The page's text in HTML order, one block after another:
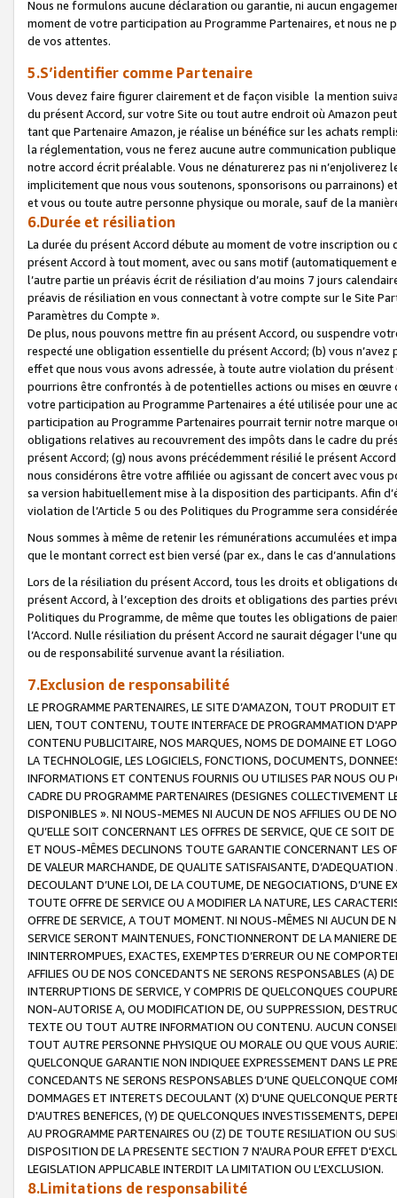
Nous ne formulons aucune déclaration ou garantie, ni aucun
moment de votre participation au Programme Partenaires, et nous
de vos attentes.
5.S’identifier comme Partenaire
Vous devez faire figurer clairement et de façon visible la mention
du présent Accord, sur votre Site ou tout autre endroit où Amazon
tant que Partenaire Amazon, je réalise un bénéfice sur les achats
la réglementation, vous ne ferez aucune autre communication
notre accord écrit préalable. Vous ne dénaturerez pas ni
implicitement que nous vous soutenons, sponsorisons ou parrainons)
et vous ou toute autre personne physique ou morale, sauf de la
6.Durée et résiliation
La durée du présent Accord débute au moment de votre inscription
présent Accord à tout moment, avec ou sans motif (automatiquement
l’autre partie un préavis écrit de résiliation d’au moins 7 jours
préavis de résiliation en vous connectant à votre compte sur le Site
Paramètres du Compte ».
De plus, nous pouvons mettre fin au présent Accord, ou suspendre
respecté une obligation essentielle du présent Accord; (b) vous
effet que nous vous avons adressée, à toute autre violation du
pourrions être confrontés à de potentielles actions ou mises en
votre participation au Programme Partenaires a été utilisée pour une
participation au Programme Partenaires pourrait ternir notre marque
obligations relatives au recouvrement des impôts dans le cadre du
présent Accord; (g) nous avons précédemment résilié le présent
nous considérons être votre affiliée ou agissant de concert avec vous
sa version habituellement mise à la disposition des participants. Afin
violation de l’Article 5 ou des Politiques du Programme sera
Nous sommes à même de retenir les rémunérations accumulées et
que le montant correct est bien versé (par ex., dans le cas
Lors de la résiliation du présent Accord, tous les droits et obligations
présent Accord, à l’exception des droits et obligations des parties
Politiques du Programme, de même que toutes les obligations de
l’Accord. Nulle résiliation du présent Accord ne saurait dégager l'une
ou de responsabilité survenue avant la résiliation.
7.Exclusion de responsabilité
LE PROGRAMME PARTENAIRES, LE SITE D’AMAZON, TOUT PRODUIT
LIEN, TOUT CONTENU, TOUTE INTERFACE DE PROGRAMMATION
CONTENU PUBLICITAIRE, NOS MARQUES, NOMS DE DOMAINE ET
LA TECHNOLOGIE, LES LOGICIELS, FONCTIONS, DOCUMENTS,
INFORMATIONS ET CONTENUS FOURNIS OU UTILISES PAR NOUS OU
CADRE DU PROGRAMME PARTENAIRES (DESIGNES COLLECTIVEMENT
DISPONIBLES ». NI NOUS-MEMES NI AUCUN DE NOS AFFILIES OU DE
QU’ELLE SOIT CONCERNANT LES OFFRES DE SERVICE, QUE CE SOIT
ET NOUS-MÊMES DECLINONS TOUTE GARANTIE CONCERNANT LES
DE VALEUR MARCHANDE, DE QUALITE SATISFAISANTE,
DECOULANT D’UNE LOI, DE LA COUTUME, DE NEGOCIATIONS, D’UNE
TOUTE OFFRE DE SERVICE OU A MODIFIER LA NATURE, LES
OFFRE DE SERVICE, A TOUT MOMENT. NI NOUS-MÊMES NI AUCUN DE
SERVICE SERONT MAINTENUES, FONCTIONNERONT DE LA MANIERE
ININTERROMPUES, EXACTES, EXEMPTES D’ERREUR OU NE
AFFILIES OU DE NOS CONCEDANTS NE SERONS RESPONSABLES (A)
INTERRUPTIONS DE SERVICE, Y COMPRIS DE QUELCONQUES
NON-AUTORISE A, OU MODIFICATION DE, OU SUPPRESSION,
TEXTE OU TOUT AUTRE INFORMATION OU CONTENU. AUCUN
TOUT AUTRE PERSONNE PHYSIQUE OU MORALE OU QUE VOUS
QUELCONQUE GARANTIE NON INDIQUEE EXPRESSEMENT DANS LE
CONCEDANTS NE SERONS RESPONSABLES D’UNE QUELCONQUE
DOMMAGES ET INTERETS DECOULANT (X) D'UNE QUELCONQUE
D'AUTRES BENEFICES, (Y) DE QUELCONQUES INVESTISSEMENTS,
AU PROGRAMME PARTENAIRES OU (Z) DE TOUTE RESILIATION OU
DISPOSITION DE LA PRESENTE SECTION 7 N'AURA POUR EFFET
LEGISLATION APPLICABLE INTERDIT LA LIMITATION OU L’EXCLUSION.
8.Limitations de responsabilité